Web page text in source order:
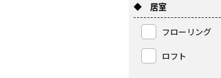
◆ 居室
フローリング
ロフト